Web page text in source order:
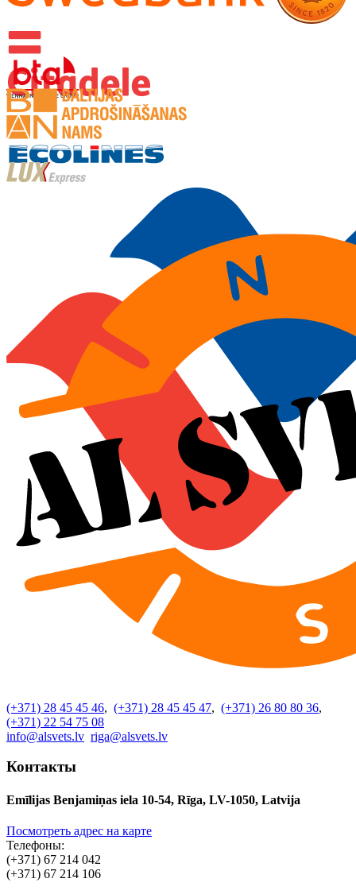
(+371) 28 45 45 46, (+371) 28 45 45 47, (+371) 26 80 80 36,
(+371) 22 54 75 08
info@alsvets.lv riga@alsvets.lv
Контакты
Emīlijas Benjamiņas iela 10-54, Rīga, LV-1050, Latvija
Посмотреть адрес на карте
Телефоны:
(+371) 67 214 042
(+371) 67 214 106